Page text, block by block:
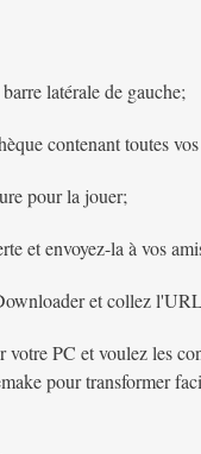
latérale de gauche;
contenant toutes
pour la jouer;
et envoyez-la à vos
et collez
votre PC et voulez les
pour transformer